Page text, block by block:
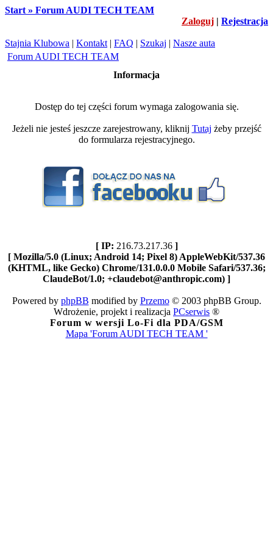
Start » Forum AUDI TECH TEAM
Zaloguj | Rejestracja
Stajnia Klubowa | Kontakt | FAQ | Szukaj | Nasze auta
Forum AUDI TECH TEAM
Informacja
Dostęp do tej części forum wymaga zalogowania się.
Jeżeli nie jesteś jeszcze zarejestrowany, kliknij Tutaj żeby przejść
do formularza rejestracyjnego.
[ IP: 216.73.217.36 ]
[ Mozilla/5.0 (Linux; Android 14; Pixel 8) AppleWebKit/537.36
(KHTML, like Gecko) Chrome/131.0.0.0 Mobile Safari/537.36;
ClaudeBot/1.0; +claudebot@anthropic.com) ]
Powered by phpBB modified by Przemo© 2003 phpBB Group.
Wdrożenie, projekt i realizacja PCserwis ®
Forum w wersji Lo-Fi dla PDA/GSM
Mapa 'Forum AUDI TECH TEAM '